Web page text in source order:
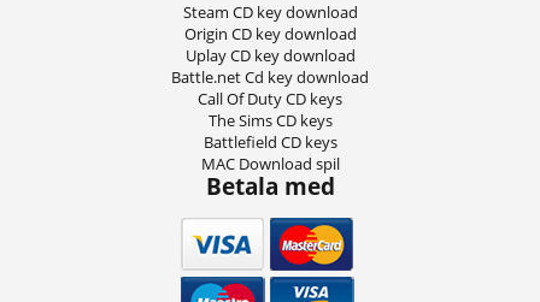
Steam CD key download
Origin CD key download
Uplay CD key download
Battle.net Cd key download
Call Of Duty CD keys
The Sims CD keys
Battlefield CD keys
MAC Download spil
Betala med